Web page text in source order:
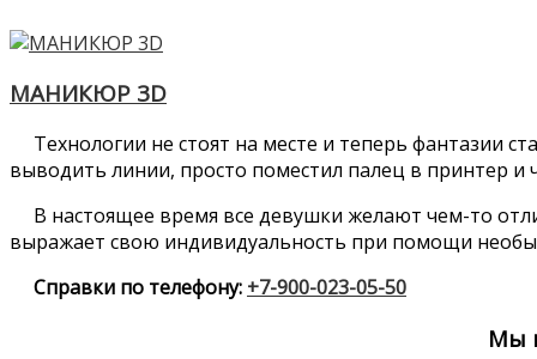
МАНИКЮР 3D
Технологии не стоят на месте и теперь фантазии
выводить линии, просто поместил палец в принтер и
В настоящее время все девушки желают чем-то
выражает свою индивидуальность при помощи
Справки по телефону: +7-900-023-05-50
Мы